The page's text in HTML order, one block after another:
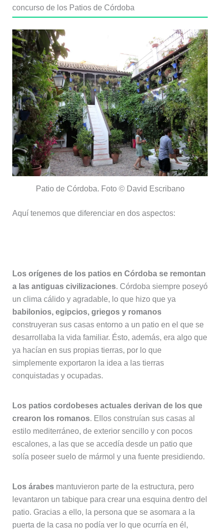
concurso de los Patios de Córdoba
Patio de Córdoba. Foto © David Escribano
Aquí tenemos que diferenciar en dos aspectos:
Los orígenes de los patios en Córdoba se remontan
a las antiguas civilizaciones. Córdoba siempre poseyó
un clima cálido y agradable, lo que hizo que ya
babilonios, egipcios, griegos y romanos
construyeran sus casas entorno a un patio en el que se
desarrollaba la vida familiar. Ésto, además, era algo que
ya hacían en sus propias tierras, por lo que
simplemente exportaron la idea a las tierras
conquistadas y ocupadas.
Los patios cordobeses actuales derivan de los que
crearon los romanos. Ellos construían sus casas al
estilo mediterráneo, de exterior sencillo y con pocos
escalones, a las que se accedía desde un patio que
solía poseer suelo de mármol y una fuente presidiendo.
Los árabesmantuvieron parte de la estructura, pero
levantaron un tabique para crear una esquina dentro del
patio. Gracias a ello, la persona que se asomara a la
puerta de la casa no podía ver lo que ocurría en él,